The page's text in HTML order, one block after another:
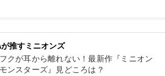
推すミニオンズ
クが耳から離れない！最新作『ミニオン
ンスターズ』見どころは？